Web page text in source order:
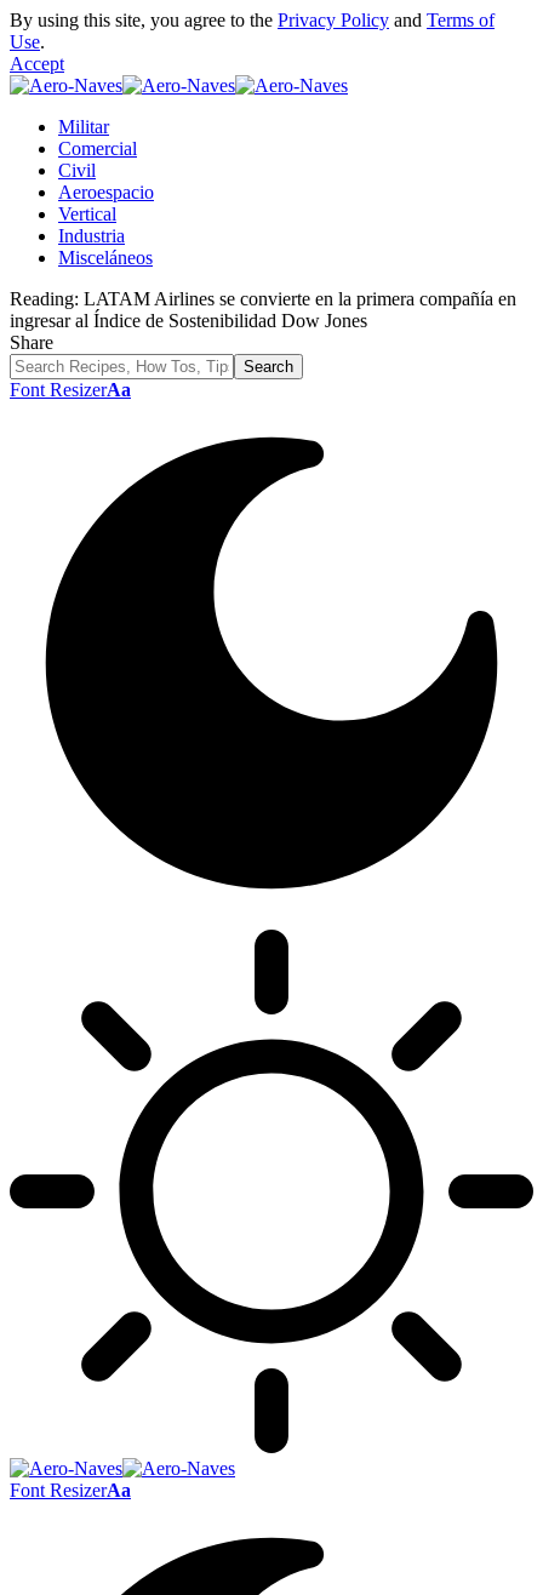
By using this site, you agree to the Privacy Policy and Terms of
Use.
Accept
Militar
Comercial
Civil
Aeroespacio
Vertical
Industria
Misceláneos
Reading: LATAM Airlines se convierte en la primera compañía en
ingresar al Índice de Sostenibilidad Dow Jones
Share
Font ResizerAa
Font ResizerAa